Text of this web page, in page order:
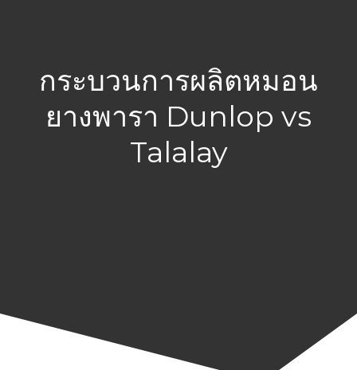
กระบวนการผลิตหมอน
ยางพารา Dunlop vs
Talalay